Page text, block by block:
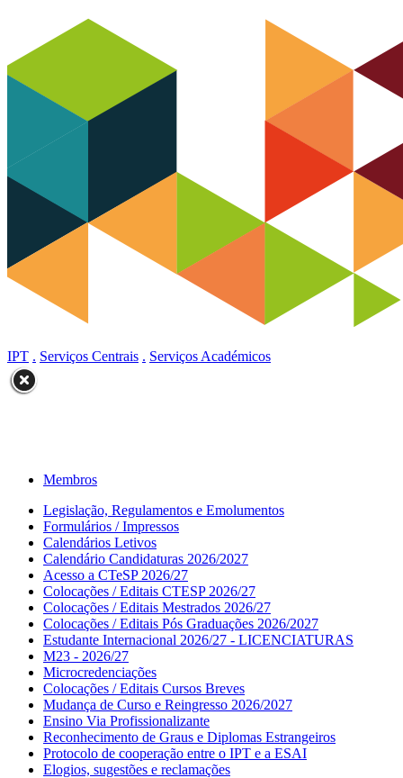
IPT . Serviços Centrais . Serviços Académicos
Membros
Legislação, Regulamentos e Emolumentos
Formulários / Impressos
Calendários Letivos
Calendário Candidaturas 2026/2027
Acesso a CTeSP 2026/27
Colocações / Editais CTESP 2026/27
Colocações / Editais Mestrados 2026/27
Colocações / Editais Pós Graduações 2026/2027
Estudante Internacional 2026/27 - LICENCIATURAS
M23 - 2026/27
Microcredenciações
Colocações / Editais Cursos Breves
Mudança de Curso e Reingresso 2026/2027
Ensino Via Profissionalizante
Reconhecimento de Graus e Diplomas Estrangeiros
Protocolo de cooperação entre o IPT e a ESAI
Elogios, sugestões e reclamações